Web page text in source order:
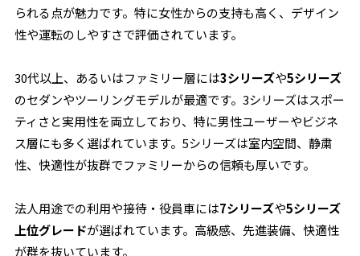
られる点が魅力です。特に女性からの支持も高く、デザイン
性や運転のしやすさで評価されています。
30代以上、あるいはファミリー層には3シリーズや5シリーズ
のセダンやツーリングモデルが最適です。3シリーズはスポー
ティさと実用性を両立しており、特に男性ユーザーやビジネ
ス層にも多く選ばれています。5シリーズは室内空間、静粛
性、快適性が抜群でファミリーからの信頼も厚いです。
法人用途での利用や接待・役員車には7シリーズや5シリーズ
上位グレードが選ばれています。高級感、先進装備、快適性
が群を抜いています。